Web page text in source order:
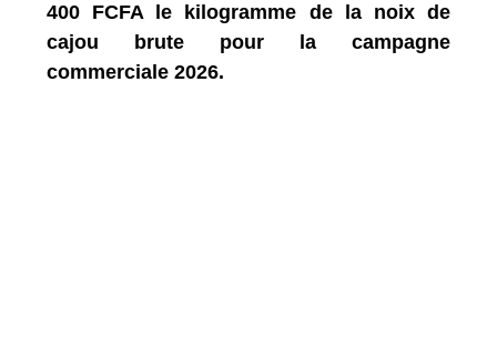
400 FCFA le kilogramme de la noix de
cajou brute pour la campagne
commerciale 2026.